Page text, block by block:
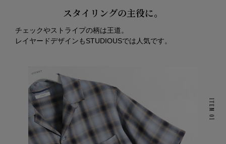
スタイリングの主役に。
チェックやストライプの柄は王道。
レイヤードデザインもSTUDIOUSでは人気です。
ITEM
01